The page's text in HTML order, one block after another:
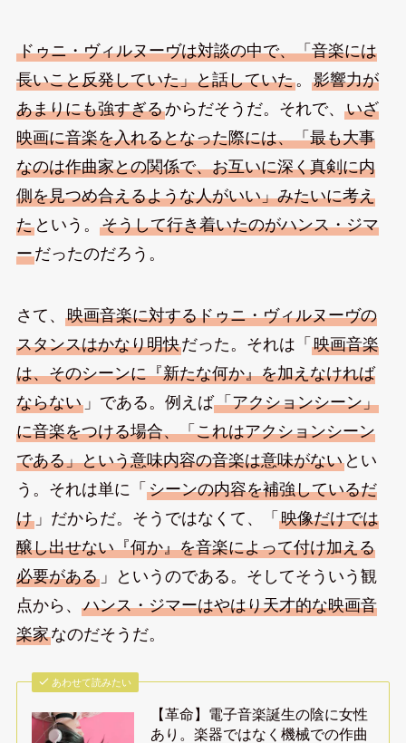
ドゥニ・ヴィルヌーヴは対談の中で、「音楽には
長いこと反発していた」と話していた。 影響力が
あまりにも強すぎるからだそうだ。それで、 いざ
映画に音楽を入れるとなった際には、「最も大事
なのは作曲家との関係で、お互いに深く真剣に内
側を見つめ合えるような人がいい」みたいに考え
たという。 そうして行き着いたのがハンス・ジマ
ーだったのだろう。
さて、 映画音楽に対するドゥニ・ヴィルヌーヴの
スタンスはかなり明快だった。それは「 映画音楽
は、そのシーンに『新たな何か』を加えなければ
ならない」である。例えば「アクションシーン」
に音楽をつける場合、「これはアクションシーン
である」という意味内容の音楽は意味がないとい
う。それは単に「 シーンの内容を補強しているだ
け」だからだ。そうではなくて、「 映像だけでは
醸し出せない『何か』を音楽によって付け加える
必要がある」というのである。そしてそういう観
点から、 ハンス・ジマーはやはり天才的な映画音
楽家なのだそうだ。
あわせて読みたい
【革命】電子音楽誕生の陰に女性
あり。楽器ではなく機械での作曲